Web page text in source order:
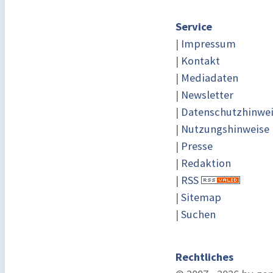
Service
| Impressum
| Kontakt
| Mediadaten
| Newsletter
|
| Nutzungshinweise
| Presse
| Redaktion
| RSS
| Sitemap
| Suchen
Rechtliches